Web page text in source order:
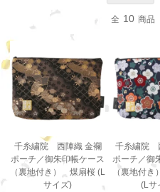
全 10 商品
千糸繍院 西陣織 金襴
ポーチ／御朱印帳ケース
（裏地付き） 煤扇桜 (L
サイズ)
千糸繍院
ポーチ／御
（裏地付
(Lサ